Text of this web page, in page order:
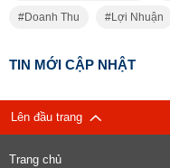
Doanh Thu Lợi Nhuận
TIN MỚI CẬP NHẬT
Lên đầu trang
Trang chủ